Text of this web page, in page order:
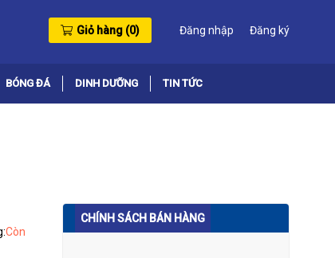
Giỏ hàng (0) Đăng nhập Đăng ký
BÓNG ĐÁ DINH DƯỠNG TIN TỨC
Còn
CHÍNH SÁCH BÁN HÀNG